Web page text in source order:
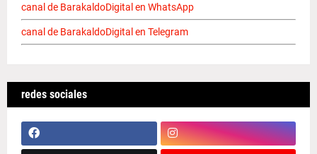
canal de BarakaldoDigital en WhatsApp
canal de BarakaldoDigital en Telegram
redes sociales